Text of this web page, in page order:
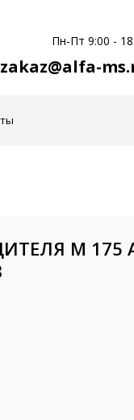
Пн-Пт 9:00 -
zakaz@alfa-
M